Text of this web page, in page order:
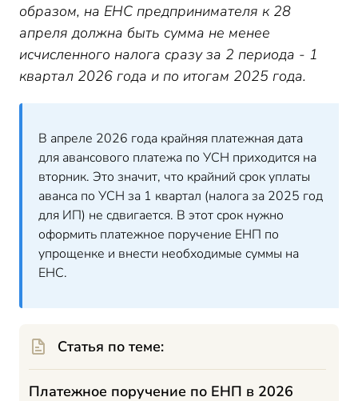
образом, на ЕНС предпринимателя к 28
апреля должна быть сумма не менее
исчисленного налога сразу за 2 периода - 1
квартал 2026 года и по итогам 2025 года.
В апреле 2026 года крайняя платежная дата
для авансового платежа по УСН приходится на
вторник. Это значит, что крайний срок уплаты
аванса по УСН за 1 квартал (налога за 2025 год
для ИП) не сдвигается. В этот срок нужно
оформить платежное поручение ЕНП по
упрощенке и внести необходимые суммы на
ЕНС.
Статья по теме:
Платежное поручение по ЕНП в 2026